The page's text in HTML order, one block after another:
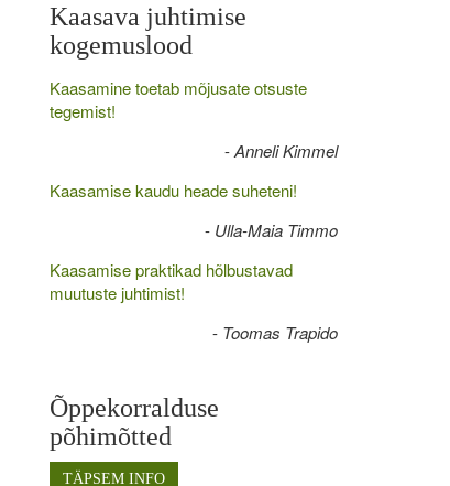
Kaasava juhtimise
kogemuslood
Kaasamine toetab mõjusate otsuste
tegemist!
-Anneli Kimmel
Kaasamise kaudu heade suheteni!
- Ulla-Maia Timmo
Kaasamise praktikad hõlbustavad
muutuste juhtimist!
- Toomas Trapido
Õppekorralduse
põhimõtted
TÄPSEM INFO